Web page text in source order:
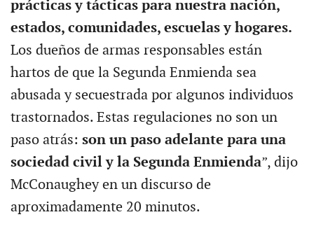
prácticas y tácticas para nuestra nación,
estados, comunidades, escuelas y hogares.
Los dueños de armas responsables están
hartos de que la Segunda Enmienda sea
abusada y secuestrada por algunos individuos
trastornados. Estas regulaciones no son un
paso atrás: son un paso adelante para una
sociedad civil y la Segunda Enmienda”, dijo
McConaughey en un discurso de
aproximadamente 20 minutos.